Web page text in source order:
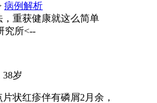
病例解析
重获健康就这么简单
究所<--
岁
状红疹伴有磷屑2月余，